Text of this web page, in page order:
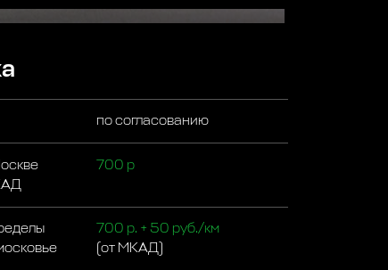
по согласованию
700 р
700 р. + 50 руб./км
(от МКАД)